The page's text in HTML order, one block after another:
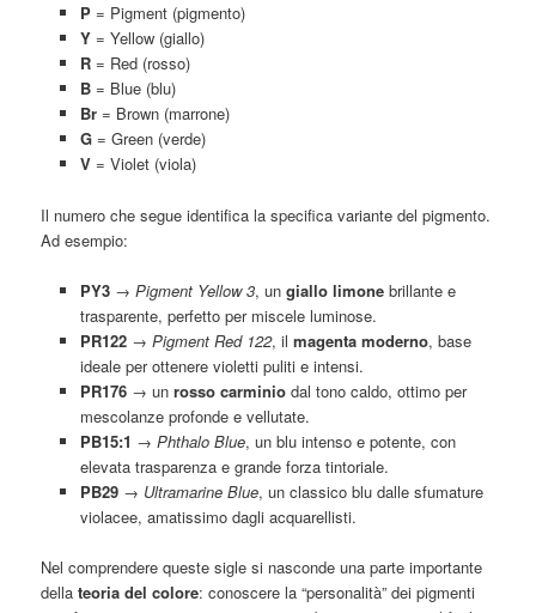
P= Pigment (pigmento)
Y= Yellow (giallo)
R= Red (rosso)
B= Blue (blu)
Br= Brown (marrone)
G= Green (verde)
V= Violet (viola)
Il numero che segue identifica la specifica variante del pigmento.
Ad esempio:
PY3→ Pigment Yellow 3, un giallo limonebrillante e
trasparente, perfetto per miscele luminose.
PR122→ Pigment Red 122, il magenta moderno, base
ideale per ottenere violetti puliti e intensi.
PR176→ un rosso carminiodal tono caldo, ottimo per
mescolanze profonde e vellutate.
PB15:1 → Phthalo Blue, un blu intenso e potente, con
elevata trasparenza e grande forza tintoriale.
PB29→ Ultramarine Blue, un classico blu dalle sfumature
violacee, amatissimo dagli acquarellisti.
Nel comprendere queste sigle si nasconde una parte importante
dellateoria del colore: conoscere la “personalità” dei pigmenti